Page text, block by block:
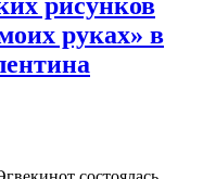
рисунков
руках» в